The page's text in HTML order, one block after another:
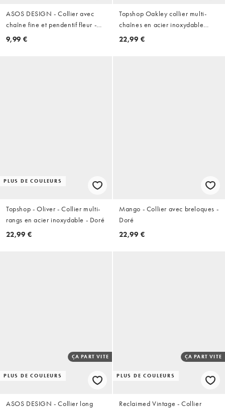
ASOS DESIGN - Collier avec
chaîne fine et pendentif fleur -
Doré
9,99 €
Topshop Oakley collier multi-
chaînes en acier inoxydable
avec pierre orange dorée
22,99 €
PLUS DE COULEURS
Topshop - Oliver - Collier multi-
rangs en acier inoxydable - Doré
22,99 €
Mango - Collier avec breloques -
Doré
22,99 €
PLUS DE COULEURS
ÇA PART VITE
ASOS DESIGN - Collier long
PLUS DE COULEURS
ÇA PART VITE
Reclaimed Vintage - Collier